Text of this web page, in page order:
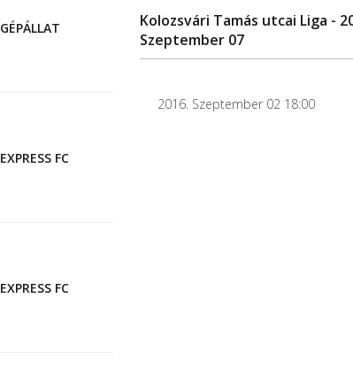
GÉPÁLLAT
EXPRESS FC
EXPRESS FC
Kolozsvári Tamás utcai Liga -
Szeptember 07
2016. Szeptember 02 18:00